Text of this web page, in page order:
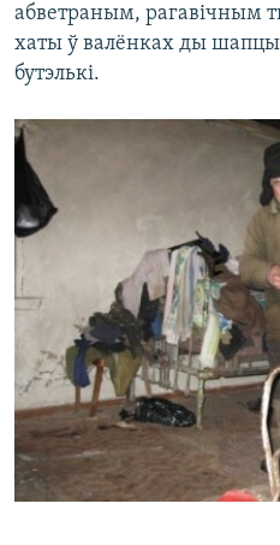
абветраным, рагавічным
хаты ў валёнках ды
бутэлькі.